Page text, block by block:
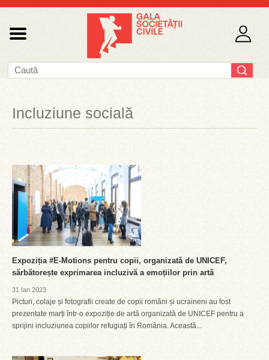
Incluziune socială
Expoziția #E-Motions pentru copii, organizată de UNICEF,
sărbătorește exprimarea incluzivă a emoțiilor prin artă
31 Ian 2023
Picturi, colaje și fotografii create de copii români și ucraineni au fost
prezentate marți într-o expoziție de artă organizată de UNICEF pentru a
sprijini incluziunea copiilor refugiați în România. Această...